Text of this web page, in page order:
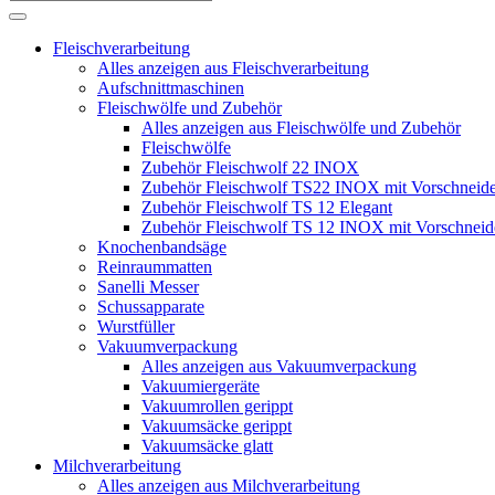
Fleischverarbeitung
Alles anzeigen aus Fleischverarbeitung
Aufschnittmaschinen
Fleischwölfe und Zubehör
Alles anzeigen aus Fleischwölfe und Zubehör
Fleischwölfe
Zubehör Fleischwolf 22 INOX
Zubehör Fleischwolf TS22 INOX mit
Zubehör Fleischwolf TS 12 Elegant
Zubehör Fleischwolf TS 12 INOX mit
Knochenbandsäge
Reinraummatten
Sanelli Messer
Schussapparate
Wurstfüller
Vakuumverpackung
Alles anzeigen aus Vakuumverpackung
Vakuumiergeräte
Vakuumrollen gerippt
Vakuumsäcke gerippt
Vakuumsäcke glatt
Milchverarbeitung
Alles anzeigen aus Milchverarbeitung